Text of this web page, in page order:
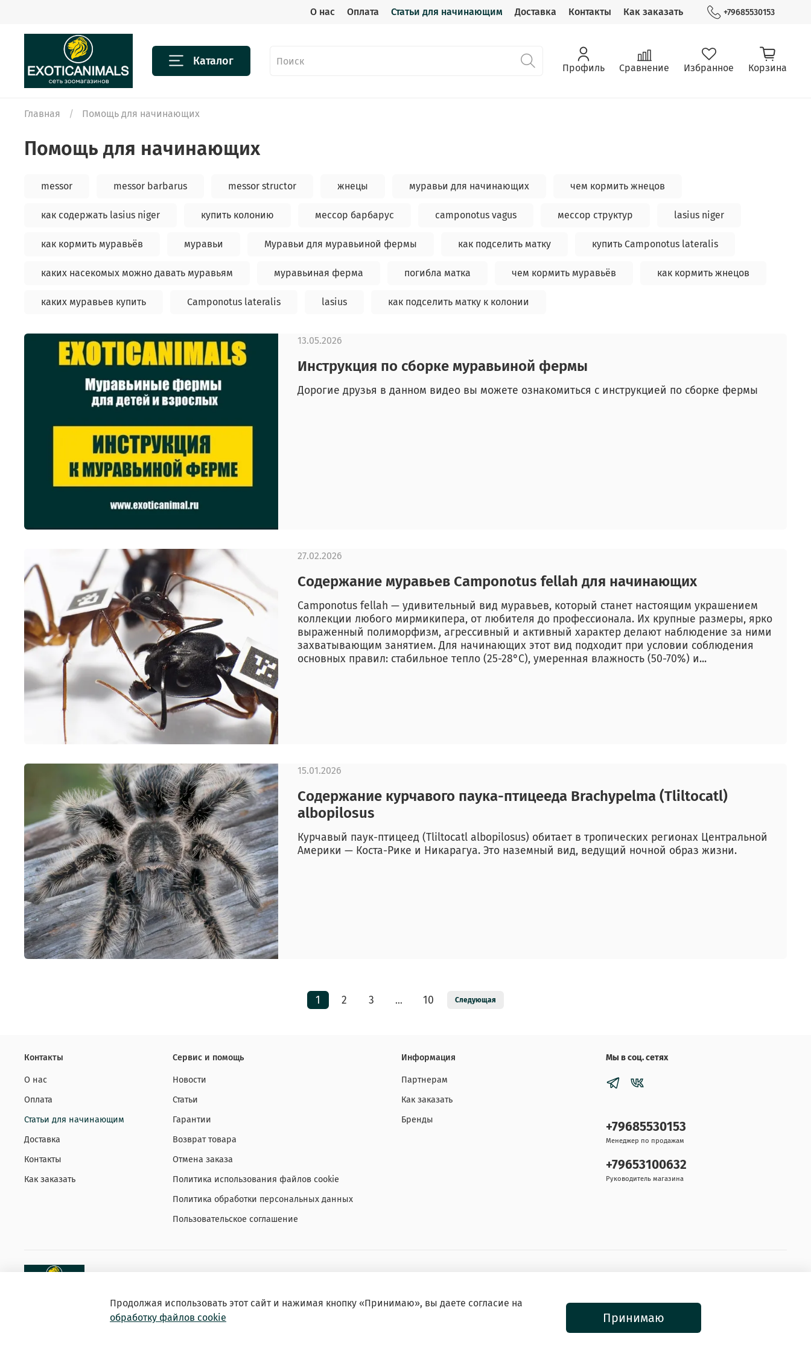
О нас Оплата Статьи для начинающим Доставка Контакты Как заказать +79685530153
Каталог Профиль Сравнение Избранное Корзина
Главная Помощь для начинающих
Помощь для начинающих
messor messor barbarus messor structor жнецы муравьи для начинающих чем кормить жнецов
как содержать lasius niger купить колонию мессор барбарус camponotus vagus мессор структур lasius niger
как кормить муравьёв муравьи Муравьи для муравьиной фермы как подселить матку купить Camponotus lateralis
каких насекомых можно давать муравьям муравьиная ферма погибла матка чем кормить муравьёв как кормить жнецов
каких муравьев купить Camponotus lateralis lasius как подселить матку к колонии
Инструкция по сборке муравьиной фермы
Дорогие друзья в данном видео вы можете ознакомиться с инструкцией по сборке фермы
13.05.2026
Содержание муравьев Camponotus fellah для начинающих
Camponotus fellah — удивительный вид муравьев, который станет настоящим украшением
коллекции любого мирмикипера, от любителя до профессионала. Их крупные размеры, ярко
выраженный полиморфизм, агрессивный и активный характер делают наблюдение за ними
захватывающим занятием. Для начинающих этот вид подходит при условии соблюдения
основных правил: стабильное тепло (25-28°C), умеренная влажность (50-70%) и...
27.02.2026
Содержание курчавого паука-птицееда Brachypelma (Tliltocatl)
albopilosus
Курчавый паук-птицеед (Tliltocatl albopilosus) обитает в тропических регионах Центральной
Америки — Коста-Рике и Никарагуа. Это наземный вид, ведущий ночной образ жизни.
15.01.2026
1 2 3 … 10 Следующая
Контакты
О нас
Оплата
Статьи для начинающим
Доставка
Контакты
Как заказать
Сервис и помощь
Новости
Статьи
Гарантии
Возврат товара
Отмена заказа
Политика использования файлов cookie
Политика обработки персональных данных
Пользовательское соглашение
Информация
Партнерам
Как заказать
Бренды
Мы в соц. сетях
+79685530153
Менеджер по продажам
+79653100632
Руководитель магазина
Продолжая использовать этот сайт и нажимая кнопку «Принимаю», вы даете согласие на
обработку файлов cookie
Принимаю